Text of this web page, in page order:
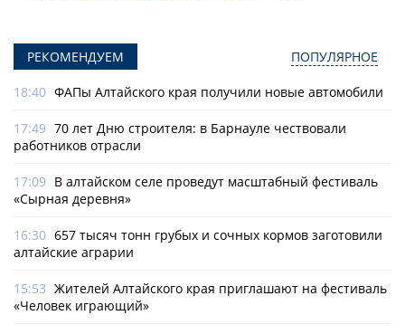
РЕКОМЕНДУЕМ ПОПУЛЯРНОЕ
18:40 ФАПы Алтайского края получили новые автомобили
17:49 70 лет Дню строителя: в Барнауле чествовали
работников отрасли
17:09 В алтайском селе проведут масштабный фестиваль
«Сырная деревня»
16:30 657 тысяч тонн грубых и сочных кормов заготовили
алтайские аграрии
15:53 Жителей Алтайского края приглашают на фестиваль
«Человек играющий»